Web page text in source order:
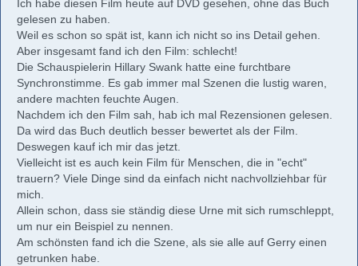
Ich habe diesen Film heute auf DVD gesehen, ohne das Buch
gelesen zu haben.
Weil es schon so spät ist, kann ich nicht so ins Detail gehen.
Aber insgesamt fand ich den Film: schlecht!
Die Schauspielerin Hillary Swank hatte eine furchtbare
Synchronstimme. Es gab immer mal Szenen die lustig waren,
andere machten feuchte Augen.
Nachdem ich den Film sah, hab ich mal Rezensionen gelesen.
Da wird das Buch deutlich besser bewertet als der Film.
Deswegen kauf ich mir das jetzt.
Vielleicht ist es auch kein Film für Menschen, die in "echt"
trauern? Viele Dinge sind da einfach nicht nachvollziehbar für
mich.
Allein schon, dass sie ständig diese Urne mit sich rumschleppt,
um nur ein Beispiel zu nennen.
Am schönsten fand ich die Szene, als sie alle auf Gerry einen
getrunken habe.